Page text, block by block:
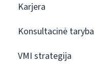
Karjera
Konsultacinė taryba
VMI strategija